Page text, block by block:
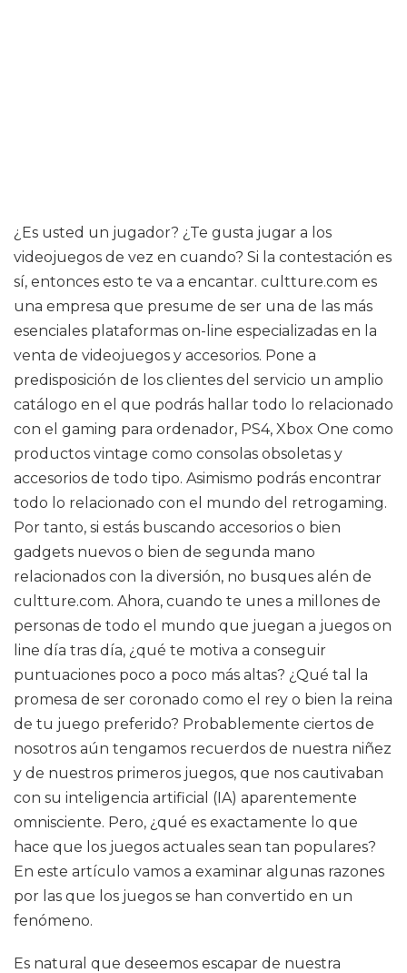
¿Es usted un jugador? ¿Te gusta jugar a los
videojuegos de vez en cuando? Si la contestación es
sí, entonces esto te va a encantar. cultture.com es
una empresa que presume de ser una de las más
esenciales plataformas on-line especializadas en la
venta de videojuegos y accesorios. Pone a
predisposición de los clientes del servicio un amplio
catálogo en el que podrás hallar todo lo relacionado
con el gaming para ordenador, PS4, Xbox One como
productos vintage como consolas obsoletas y
accesorios de todo tipo. Asimismo podrás encontrar
todo lo relacionado con el mundo del retrogaming.
Por tanto, si estás buscando accesorios o bien
gadgets nuevos o bien de segunda mano
relacionados con la diversión, no busques alén de
cultture.com. Ahora, cuando te unes a millones de
personas de todo el mundo que juegan a juegos on
line día tras día, ¿qué te motiva a conseguir
puntuaciones poco a poco más altas? ¿Qué tal la
promesa de ser coronado como el rey o bien la reina
de tu juego preferido? Probablemente ciertos de
nosotros aún tengamos recuerdos de nuestra niñez
y de nuestros primeros juegos, que nos cautivaban
con su inteligencia artificial (IA) aparentemente
omnisciente. Pero, ¿qué es exactamente lo que
hace que los juegos actuales sean tan populares?
En este artículo vamos a examinar algunas razones
por las que los juegos se han convertido en un
fenómeno.
Es natural que deseemos escapar de nuestra